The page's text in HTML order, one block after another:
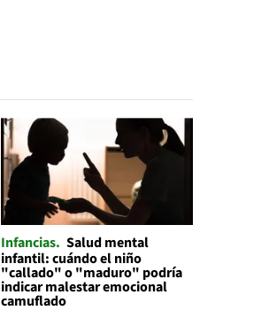
Infancias Salud mental
infantil: cuándo el niño
"callado" o "maduro" podría
indicar malestar emocional
camuflado